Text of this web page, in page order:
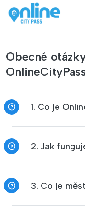
Obecné
OnlineCityPass
1. Co je
2. Jak
3. Co je